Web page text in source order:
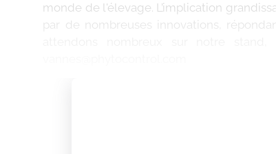
monde de l'élevage. L’implication
par de nombreuses innovations,